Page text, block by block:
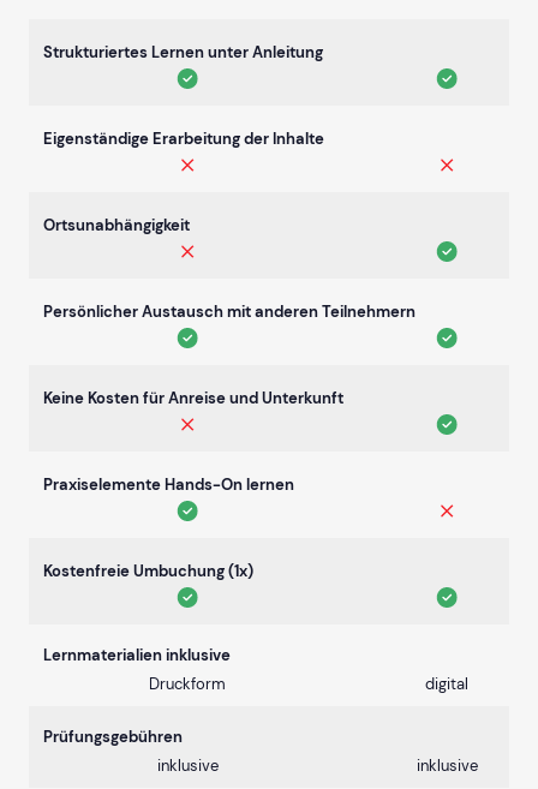
Strukturiertes Lernen unter Anleitung
Eigenständige Erarbeitung der Inhalte
Ortsunabhängigkeit
Persönlicher Austausch mit anderen Teilnehmern
Keine Kosten für Anreise und Unterkunft
Praxiselemente Hands-On lernen
Kostenfreie Umbuchung (1x)
Lernmaterialien inklusive
Druckform
digital
Prüfungsgebühren
inklusive
inklusive